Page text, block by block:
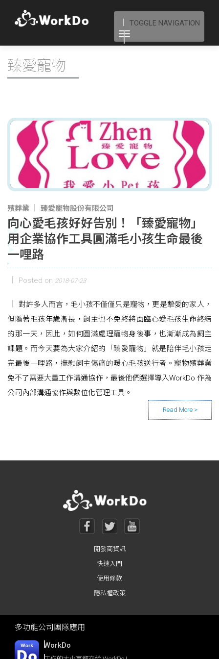
TOGGLE NAVIGATION
臻愛寵物
殯葬業 臻愛寵物股份有限公司
向心愛毛孩好好告別！「臻愛寵物」
用企業協作工具圓滿毛小孩生命最後
一哩路
Posted on 2018-07-23
對許多人而言，毛小孩不僅僅只是寵物，更是摯愛的家人，
但隨著毛孩年歲漸長，飼主也不免終將面臨心愛毛孩生命終結
的那一天，因此，如何圓滿處理寵物身後事，也漸漸成為飼主
課題。而今天要為大家介紹的「臻愛寵物」就是陪伴毛小孩走
完最後一哩路，撫慰飼主傷痛的暖心毛孩送行者。寵物殯葬業
免不了需要大量工作溝通協作，最後他們選擇導入WorkDo 作為
公司內部溝通協作與數位化管理工具。
Posts navigation
開發商資訊
快速入門
使用條款
隱私權政策
多功能公司團隊應用
WorkDo